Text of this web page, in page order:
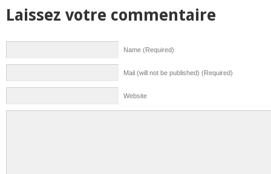
Laissez votre commentaire
Name (Required)
Mail (will not be published) (Required)
Website